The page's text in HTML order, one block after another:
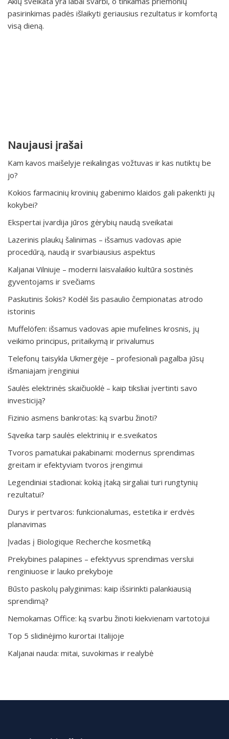
pasirinkimas padės išlaikyti geriausius rezultatus ir komfortą
visą dieną.
Naujausi įrašai
Kam kavos maišelyje reikalingas vožtuvas ir kas nutiktų be
jo?
Kokios farmacinių krovinių gabenimo klaidos gali pakenkti jų
kokybei?
Ekspertai įvardija jūros gėrybių naudą sveikatai
Lazerinis plaukų šalinimas – išsamus vadovas apie
procedūrą, naudą ir svarbiausius aspektus
Kaljanai Vilniuje – moderni laisvalaikio kultūra sostinės
gyventojams ir svečiams
Paskutinis šokis? Kodėl šis pasaulio čempionatas atrodo
istorinis
Muffelöfen: išsamus vadovas apie mufelines krosnis, jų
veikimo principus, pritaikymą ir privalumus
Telefonų taisykla Ukmergėje – profesionali pagalba jūsų
išmaniajam įrenginiui
Saulės elektrinės skaičiuoklė – kaip tiksliai įvertinti savo
investiciją?
Fizinio asmens bankrotas: ką svarbu žinoti?
Sąveika tarp saulės elektrinių ir e.sveikatos
Tvoros pamatukai pakabinami: modernus sprendimas
greitam ir efektyviam tvoros įrengimui
Legendiniai stadionai: kokią įtaką sirgaliai turi rungtynių
rezultatui?
Durys ir pertvaros: funkcionalumas, estetika ir erdvės
planavimas
Įvadas į Biologique Recherche kosmetiką
Prekybines palapines – efektyvus sprendimas verslui
renginiuose ir lauko prekyboje
Būsto paskolų palyginimas: kaip išsirinkti palankiausią
sprendimą?
Nemokamas Office: ką svarbu žinoti kiekvienam vartotojui
Top 5 slidinėjimo kurortai Italijoje
Kaljanai nauda: mitai, suvokimas ir realybė